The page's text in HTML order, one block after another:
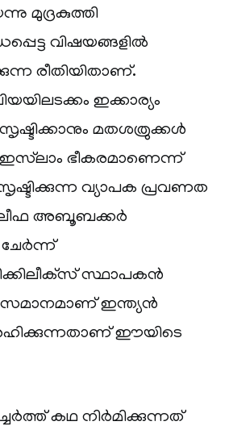
മുദ്രകുത്തി
വിഷയങ്ങളിൽ
രീതിയിതാണ്.
ഇക്കാര്യം
മതശത്രുക്കൾ
ഇസ്‌ലാം ഭീകരമാണെന്ന്
സൃഷ്ടിക്കുന്ന വ്യാപക പ്രവണത
അബൂബക്കർ
സ്ഥാപകൻ
ഇന്ത്യൻ
ഈയിടെ
കഥ നിർമിക്കുന്നത്